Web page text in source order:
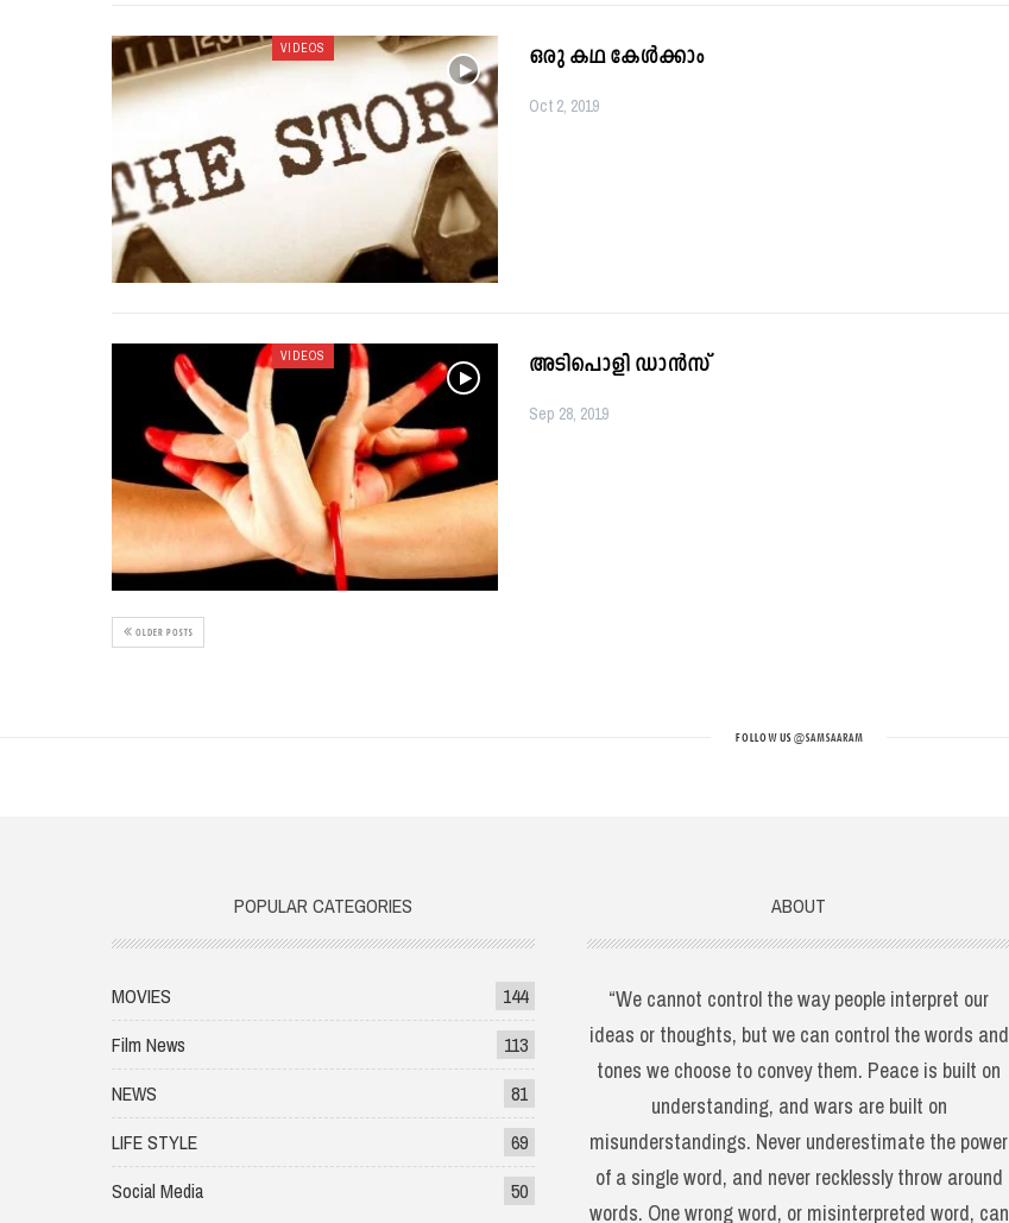
VIDEOS ഒരു കഥ കേള്‍ക്കാം
Oct 2, 2019
VIDEOS അടിപൊളി ഡാന്‍സ്‌
Sep 28, 2019
OLDER POSTS
FOLLOW US@SAMSAARAM
POPULAR CATEGORIES
MOVIES
144
Film News
113
NEWS
81
LIFE STYLE
69
Social Media
50
ABOUT
“We cannot control the way people interpret our
ideas or thoughts, but we can control the words and
tones we choose to convey them. Peace is built on
understanding, and wars are built on
misunderstandings. Never underestimate the power
of a single word, and never recklessly throw around
words. One wrong word, or misinterpreted word, can